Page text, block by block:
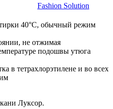
Fashion Solution
40°C, обычный режим
не отжимая
подошвы утюга
в тетрахлорэтилене и во всех
Луксор.